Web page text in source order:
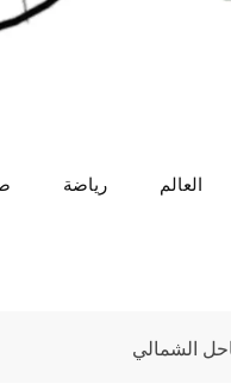
العالم رياضة
بالساحل الشمالي